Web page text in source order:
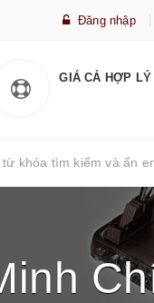
Đăng nhập
GIÁ CẢ HỢP LÝ